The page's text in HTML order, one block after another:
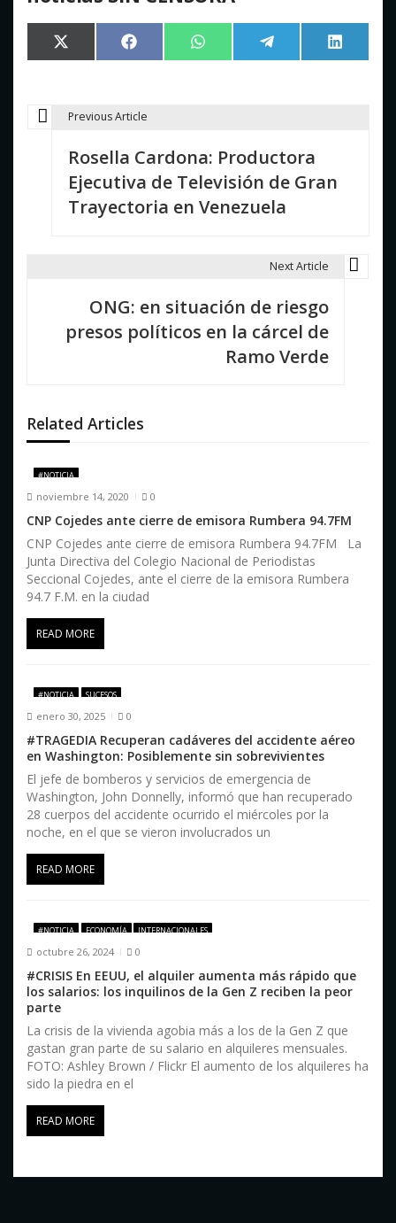
Compartir
en
X
(Twitter)
Compartir
en
Facebook Compartir
en
WhatsApp Compartir
en
Telegram
en
LinkedIn
N
n
d
e
e
n
t
r
a
a
s
Previous Article
Rosella Cardona: Productora
Ejecutiva de Televisión de Gran
Trayectoria en Venezuela
Next Article
ONG: en situación de riesgo
presos políticos en la cárcel de
Ramo Verde
Related Articles
#NOTICIA
noviembre 14, 2020 0
CNP Cojedes ante cierre de emisora Rumbera 94.7FM
CNP Cojedes ante cierre de emisora Rumbera 94.7FM La
Junta Directiva del Colegio Nacional de Periodistas
Seccional Cojedes, ante el cierre de la emisora Rumbera
94.7 F.M. en la ciudad
READ MORE
#NOTICIA SUCESOS
enero 30, 2025 0
#TRAGEDIA Recuperan cadáveres del accidente aéreo
en Washington: Posiblemente sin sobrevivientes
El jefe de bomberos y servicios de emergencia de
Washington, John Donnelly, informó que han recuperado
28 cuerpos del accidente ocurrido el miércoles por la
noche, en el que se vieron involucrados un
READ MORE
#NOTICIA ECONOMÍA INTERNACIONALES
octubre 26, 2024 0
#CRISIS En EEUU, el alquiler aumenta más rápido que
los salarios: los inquilinos de la Gen Z reciben la peor
parte
La crisis de la vivienda agobia más a los de la Gen Z que
gastan gran parte de su salario en alquileres mensuales.
FOTO: Ashley Brown / Flickr El aumento de los alquileres ha
sido la piedra en el
READ MORE